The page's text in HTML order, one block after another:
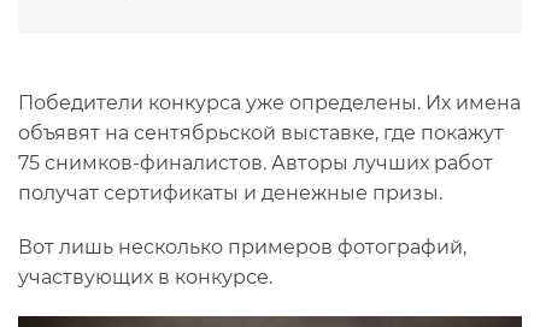
Победители конкурса уже определены. Их имена
объявят на сентябрьской выставке, где покажут
75 снимков-финалистов. Авторы лучших работ
получат сертификаты и денежные призы.
Вот лишь несколько примеров фотографий,
участвующих в конкурсе.